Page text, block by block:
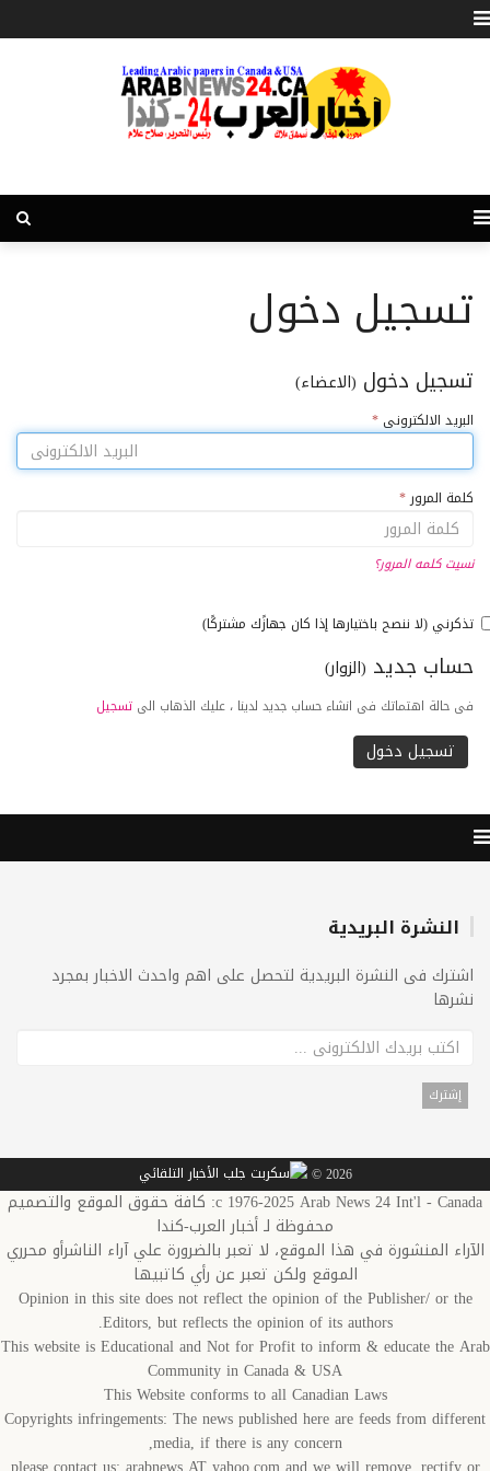
تسجيل دخول
تسجيل دخول (الاعضاء)
البريد الالكترونى *
كلمة المرور *
نسيت كلمه المرور؟
تذكرني (لا ننصح باختيارها إذا كان جهازًك مشتركًا)
حساب جديد (الزوار)
فى حالة اهتماتك فى انشاء حساب جديد لدينا ، عليك الذهاب الى تسجيل
النشرة البريدية
اشترك فى النشرة البريدية لتحصل على اهم واحدث الاخبار بمجرد
نشرها
2026 ©
c 1976-2025 Arab News 24 Int'l - Canada: كافة حقوق الموقع والتصميم
محفوظة لـ أخبار العرب-كندا
الآراء المنشورة في هذا الموقع، لا تعبر بالضرورة علي آراء الناشرأو محرري
الموقع ولكن تعبر عن رأي كاتبيها
Opinion in this site does not reflect the opinion of the Publisher/ or the
Editors, but reflects the opinion of its authors.
This website is Educational and Not for Profit to inform & educate the Arab
Community in Canada & USA
This Website conforms to all Canadian Laws
Copyrights infringements: The news published here are feeds from different
media, if there is any concern,